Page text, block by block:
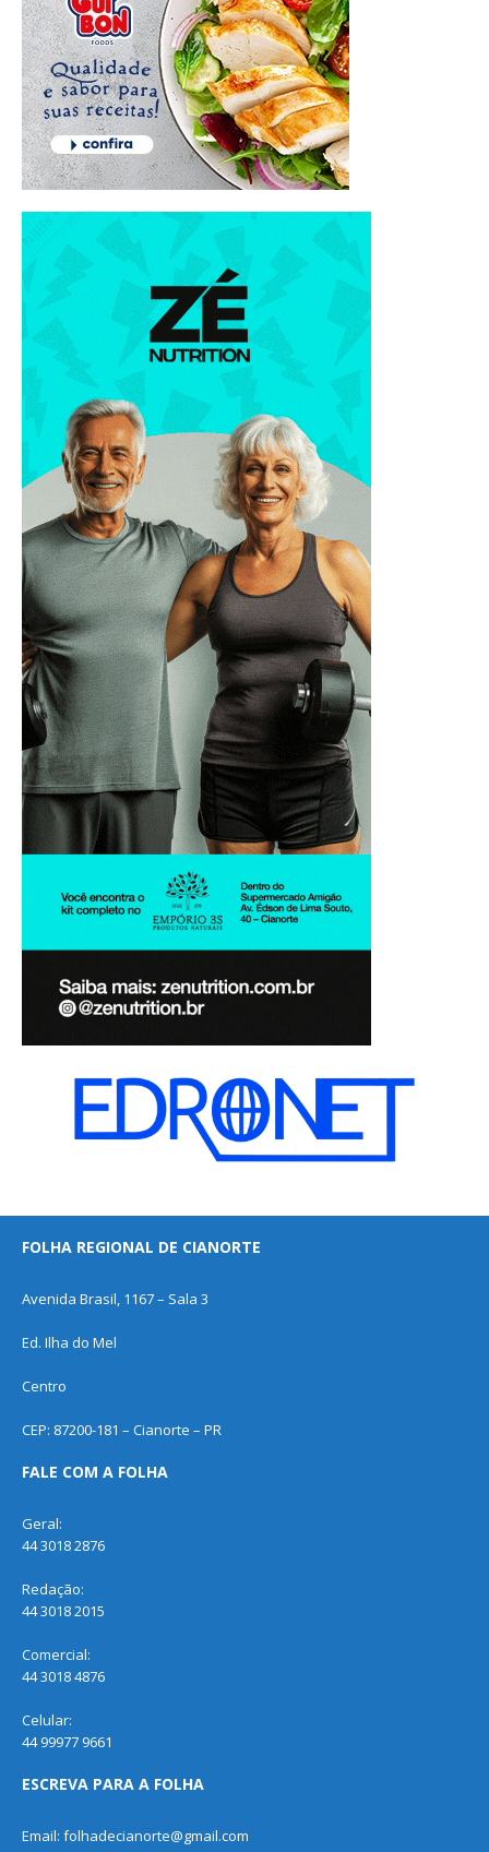
FOLHA REGIONAL DE CIANORTE
Avenida Brasil, 1167 – Sala 3
Ed. Ilha do Mel
Centro
CEP: 87200-181 – Cianorte – PR
FALE COM A FOLHA
Geral:
44 3018 2876
Redação:
44 3018 2015
Comercial:
44 3018 4876
Celular:
44 99977 9661
ESCREVA PARA A FOLHA
Email: folhadecianorte@gmail.com